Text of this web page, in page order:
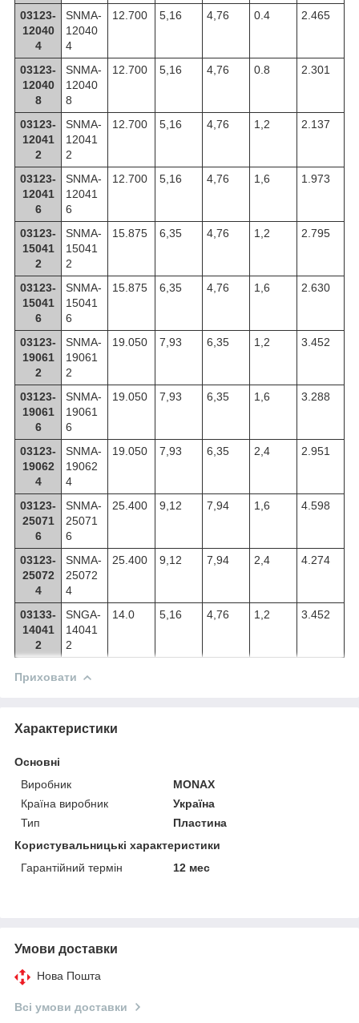
03123-
12040
4
SNMA-
12040
4
12.700 5,16 4,76 0.4 2.465
03123-
12040
8
SNMA-
12040
8
12.700 5,16 4,76 0.8 2.301
03123-
12041
2
SNMA-
12041
2
12.700 5,16 4,76 1,2 2.137
03123-
12041
6
SNMA-
12041
6
12.700 5,16 4,76 1,6 1.973
03123-
15041
2
SNMA-
15041
2
15.875 6,35 4,76 1,2 2.795
03123-
15041
6
SNMA-
15041
6
15.875 6,35 4,76 1,6 2.630
03123-
19061
2
SNMA-
19061
2
19.050 7,93 6,35 1,2 3.452
03123-
19061
6
SNMA-
19061
6
19.050 7,93 6,35 1,6 3.288
03123-
19062
4
SNMA-
19062
4
19.050 7,93 6,35 2,4 2.951
03123-
25071
6
SNMA-
25071
6
25.400 9,12 7,94 1,6 4.598
03123-
25072
4
SNMA-
25072
4
25.400 9,12 7,94 2,4 4.274
03133-
14041
2
SNGA-
14041
2
14.0 5,16 4,76 1,2 3.452
Приховати
Характеристики
Основні
Виробник
MONAX
Країна виробник
Україна
Тип
Пластина
Користувальницькі характеристики
Гарантійний термін
12 мес
Умови доставки
Нова Пошта
Всі умови доставки